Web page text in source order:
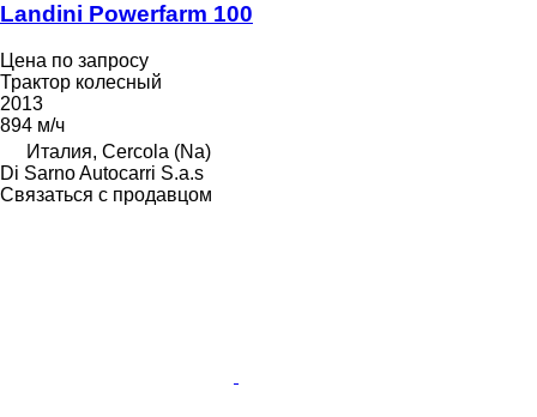
Landini Powerfarm 100
Цена по запросу
Трактор колесный
2013
894 м/ч
Италия, Cercola (Na)
Di Sarno Autocarri S.a.s
Связаться с продавцом